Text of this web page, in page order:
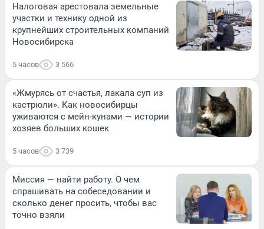
Налоговая арестовала земельные
участки и технику одной из
крупнейших строительных компаний
Новосибирска
5 часов 3 566
«Жмурясь от счастья, лакала суп из
кастрюли». Как новосибирцы
уживаются с мейн-кунами — истории
хозяев больших кошек
5 часов 3 739
Миссия — найти работу. О чем
спрашивать на собеседовании и
сколько денег просить, чтобы вас
точно взяли